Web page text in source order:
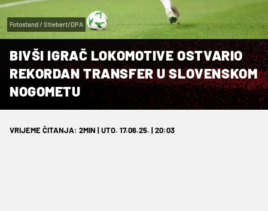
Fotostand / Stiebert/DPA
BIVŠI IGRAČ LOKOMOTIVE OSTVARIO
REKORDAN TRANSFER U SLOVENSKOM
NOGOMETU
VRIJEME ČITANJA: 2MIN | UTO. 17.06.25. | 20:03